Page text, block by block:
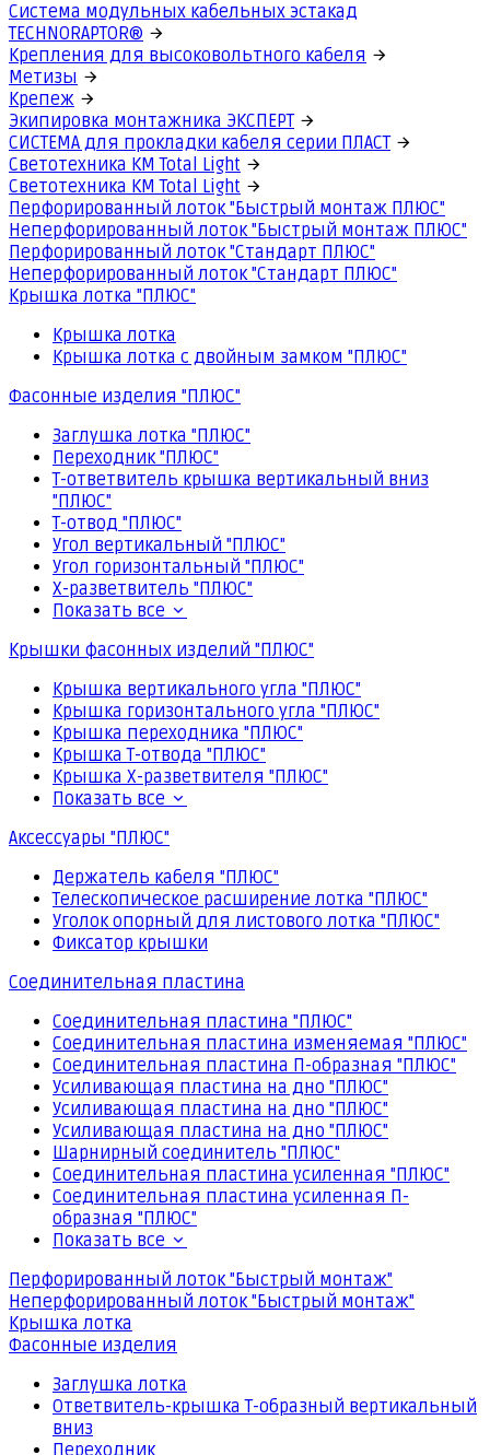
Система модульных кабельных эстакад
TECHNORAPTOR®
Крепления для высоковольтного кабеля
Метизы
Крепеж
Экипировка монтажника ЭКСПЕРТ
СИСТЕМА для прокладки кабеля серии ПЛАСТ
Светотехника КМ Total Light
Светотехника КМ Total Light
Перфорированный лоток "Быстрый монтаж ПЛЮС"
Неперфорированный лоток "Быстрый монтаж ПЛЮС"
Перфорированный лоток "Стандарт ПЛЮС"
Неперфорированный лоток "Стандарт ПЛЮС"
Крышка лотка "ПЛЮС"
Крышка лотка
Крышка лотка с двойным замком "ПЛЮС"
Фасонные изделия "ПЛЮС"
Заглушка лотка "ПЛЮС"
Переходник "ПЛЮС"
Т-ответвитель крышка вертикальный вниз
"ПЛЮС"
Т-отвод "ПЛЮС"
Угол вертикальный "ПЛЮС"
Угол горизонтальный "ПЛЮС"
Х-разветвитель "ПЛЮС"
Показать все
Крышки фасонных изделий "ПЛЮС"
Крышка вертикального угла "ПЛЮС"
Крышка горизонтального угла "ПЛЮС"
Крышка переходника "ПЛЮС"
Крышка Т-отвода "ПЛЮС"
Крышка Х-разветвителя "ПЛЮС"
Показать все
Аксессуары "ПЛЮС"
Держатель кабеля "ПЛЮС"
Телескопическое расширение лотка "ПЛЮС"
Уголок опорный для листового лотка "ПЛЮС"
Фиксатор крышки
Соединительная пластина
Соединительная пластина "ПЛЮС"
Соединительная пластина изменяемая "ПЛЮС"
Соединительная пластина П-образная "ПЛЮС"
Усиливающая пластина на дно "ПЛЮС"
Усиливающая пластина на дно "ПЛЮС"
Усиливающая пластина на дно "ПЛЮС"
Шарнирный соединитель "ПЛЮС"
Соединительная пластина усиленная "ПЛЮС"
Соединительная пластина усиленная П-
образная "ПЛЮС"
Показать все
Перфорированный лоток "Быстрый монтаж"
Неперфорированный лоток "Быстрый монтаж"
Крышка лотка
Фасонные изделия
Заглушка лотка
Ответвитель-крышка Т-образный вертикальный
вниз
Переходник